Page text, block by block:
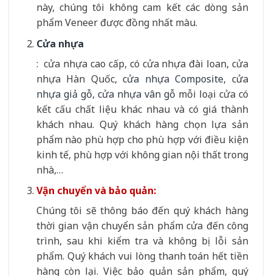
này, chúng tôi không cam kết các dòng sản
phẩm Veneer được đồng nhất màu.
Cửa nhựa
: cửa nhựa cao cấp, có cửa nhựa đài loan, cửa
nhựa Hàn Quốc,cửa nhựa Composite,cửa
nhựa giả gỗ, cửa nhựa vân gỗ mỗi loại cửa có
kết cấu chất liệu khác nhau và có giá thành
khách nhau. Quý khách hàng chọn lựa sản
phẩm nào phù hợp cho phù hợp với điều kiện
kinh tế, phù hợp với không gian nội thất trong
nhà,…
Vận chuyển và bảo quản:
Chúng tôi sẽ thông báo đến quý khách hàng
thời gian vận chuyển sản phẩm cửa đến công
trình, sau khi kiểm tra và không bị lỗi sản
phẩm. Quý khách vui lòng thanh toán hết tiền
hàng còn lại. Việc bảo quản sản phẩm, quý